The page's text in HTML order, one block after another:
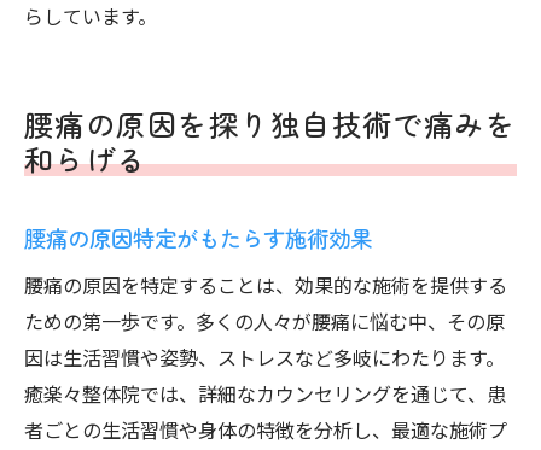
らしています。
腰痛の原因を探り独自技術で痛みを
和らげる
腰痛の原因特定がもたらす施術効果
腰痛の原因を特定することは、効果的な施術を提供する
ための第一歩です。多くの人々が腰痛に悩む中、その原
因は生活習慣や姿勢、ストレスなど多岐にわたります。
癒楽々整体院では、詳細なカウンセリングを通じて、患
者ごとの生活習慣や身体の特徴を分析し、最適な施術プ